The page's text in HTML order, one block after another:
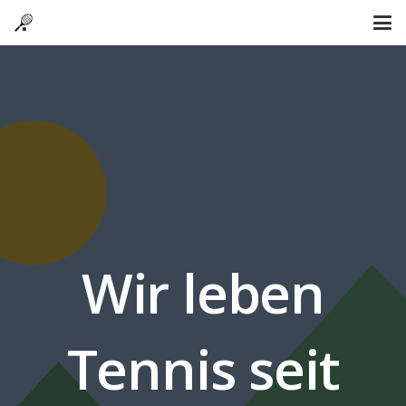
Wir leben
Tennis seit